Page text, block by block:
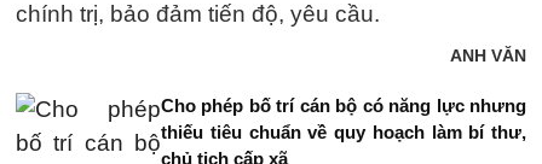
chính trị, bảo đảm tiến độ, yêu cầu.
ANH VĂN
Cho phép bố trí cán bộ có năng lực nhưng
thiếu tiêu chuẩn về quy hoạch làm bí thư,
chủ tịch cấp xã